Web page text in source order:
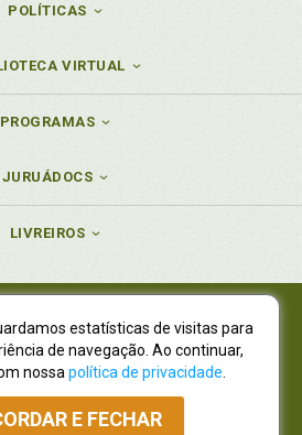
POLÍTICAS
VIRTUAL
PROGRAMAS
JURUÁDOCS
LIVREIROS
CNPJ 77.535.508/0001-19
CNPJ 01.701.561/0001-80
Dallegrave, 7665, São Lourenço |
Paraná - CEP 82210-310
|Vendas Atacado: (41) 4009-3939
estatísticas de visitas para
de navegação. Ao continuar,
nossa política de privacidade
E FECHAR